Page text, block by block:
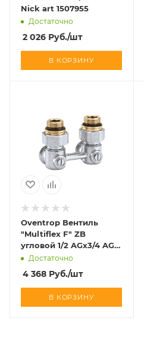
Nick art 1507955
Достаточно
2 026 Руб./шт
В КОРЗИНУ
Oventrop Вентиль
"Multiflex F" ZB
угловой 1/2 AGx3/4 AG
art 1015884
Достаточно
4 368 Руб./шт
В КОРЗИНУ